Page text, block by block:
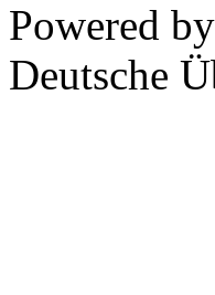
Powered by
Deutsche